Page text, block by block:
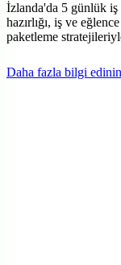
İzlanda'da 5 günlük iş
hazırlığı, iş ve
paketleme
Daha fazla bilgi edinin